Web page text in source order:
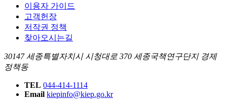
이용자 가이드
고객헌장
저작권 정책
찾아오시는길
30147 세종특별자치시 시청대로 370 세종국책연구단지 경제
정책동
TEL 044-414-1114
Email kiepinfo@kiep.go.kr